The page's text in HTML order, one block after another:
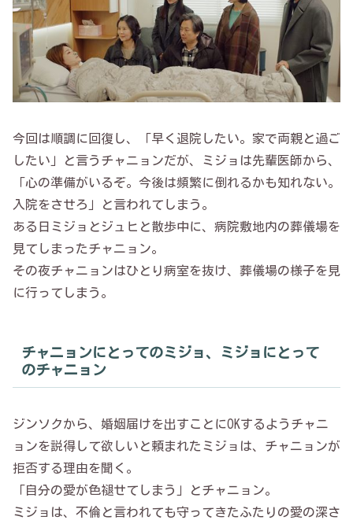
今回は順調に回復し、「早く退院したい。家で両親と過ご
したい」と言うチャニョンだが、ミジョは先輩医師から、
「心の準備がいるぞ。今後は頻繁に倒れるかも知れない。
入院をさせろ」と言われてしまう。
ある日ミジョとジュヒと散歩中に、病院敷地内の葬儀場を
見てしまったチャニョン。
その夜チャニョンはひとり病室を抜け、葬儀場の様子を見
に行ってしまう。
チャニョンにとってのミジョ、ミジョにとって
のチャニョン
ジンソクから、婚姻届けを出すことにOKするようチャニ
ョンを説得して欲しいと頼まれたミジョは、チャニョンが
拒否する理由を聞く。
「自分の愛が色褪せてしまう」とチャニョン。
ミジョは、不倫と言われても守ってきたふたりの愛の深さ